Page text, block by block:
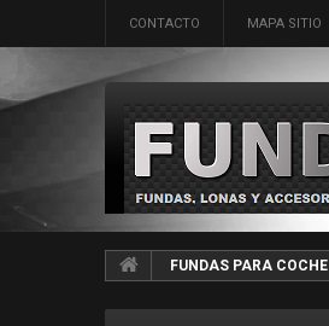
CONTACTO MAPA SITIO
FUNDAS PARA COCHE